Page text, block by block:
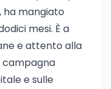
ha mangiato
mesi. È a
e attento alla
campagna
e sulle